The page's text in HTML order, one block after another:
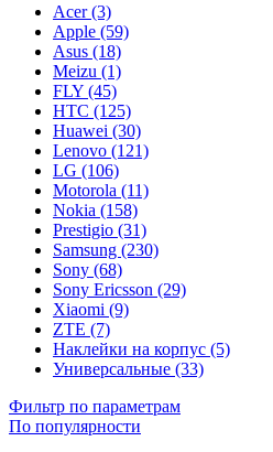
Acer (3)
Apple (59)
Asus (18)
Meizu (1)
FLY (45)
HTC (125)
Huawei (30)
Lenovo (121)
LG (106)
Motorola (11)
Nokia (158)
Prestigio (31)
Samsung (230)
Sony (68)
Sony Ericsson (29)
Xiaomi (9)
ZTE (7)
Наклейки на корпус (5)
Универсальные (33)
Фильтр по параметрам
По популярности